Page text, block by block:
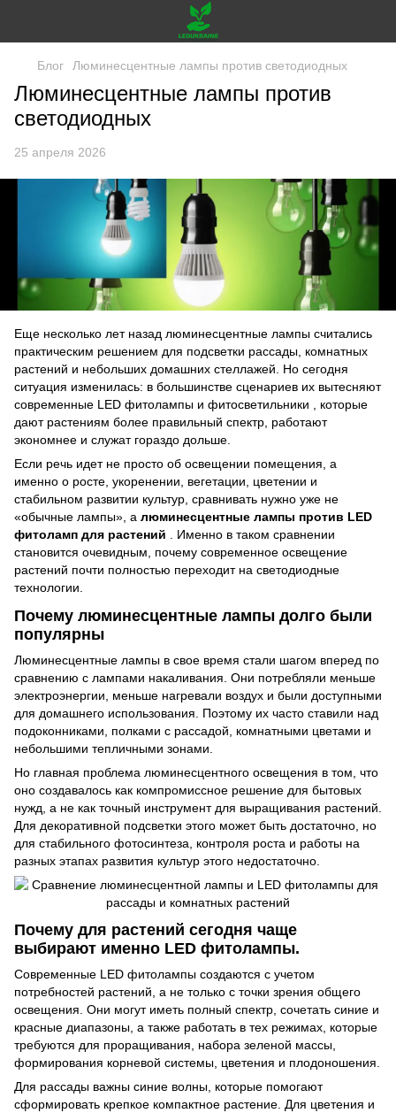
Блог Люминесцентные лампы против светодиодных
Люминесцентные лампы против
светодиодных
25 апреля 2026
Еще несколько лет назад люминесцентные лампы считались
практическим решением для подсветки рассады, комнатных
растений и небольших домашних стеллажей. Но сегодня
ситуация изменилась: в большинстве сценариев их вытесняют
современные LED фитолампы и фитосветильники , которые
дают растениям более правильный спектр, работают
экономнее и служат гораздо дольше.
Если речь идет не просто об освещении помещения, а
именно о росте, укоренении, вегетации, цветении и
стабильном развитии культур, сравнивать нужно уже не
«обычные лампы», а люминесцентные лампы против LED
фитоламп для растений . Именно в таком сравнении
становится очевидным, почему современное освещение
растений почти полностью переходит на светодиодные
технологии.
Почему люминесцентные лампы долго были
популярны
Люминесцентные лампы в свое время стали шагом вперед по
сравнению с лампами накаливания. Они потребляли меньше
электроэнергии, меньше нагревали воздух и были доступными
для домашнего использования. Поэтому их часто ставили над
подоконниками, полками с рассадой, комнатными цветами и
небольшими тепличными зонами.
Но главная проблема люминесцентного освещения в том, что
оно создавалось как компромиссное решение для бытовых
нужд, а не как точный инструмент для выращивания растений.
Для декоративной подсветки этого может быть достаточно, но
для стабильного фотосинтеза, контроля роста и работы на
разных этапах развития культур этого недостаточно.
Почему для растений сегодня чаще
выбирают именно LED фитолампы.
Современные LED фитолампы создаются с учетом
потребностей растений, а не только с точки зрения общего
освещения. Они могут иметь полный спектр, сочетать синие и
красные диапазоны, а также работать в тех режимах, которые
требуются для проращивания, набора зеленой массы,
формирования корневой системы, цветения и плодоношения.
Для рассады важны синие волны, которые помогают
сформировать крепкое компактное растение. Для цветения и